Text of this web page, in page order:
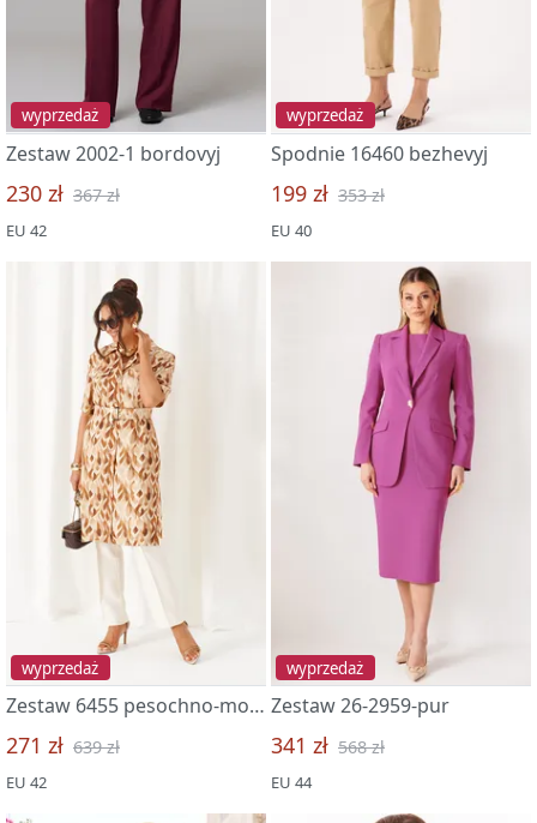
wyprzedaż
Zestaw 2002-1 bordovyj
230 zł 367 zł
EU 42
wyprzedaż
Spodnie 16460 bezhevyj
199 zł 353 zł
EU 40
wyprzedaż
Zestaw 6455 pesochno-molochnyj
271 zł 639 zł
EU 42
wyprzedaż
Zestaw 26-2959-pur
341 zł 568 zł
EU 44